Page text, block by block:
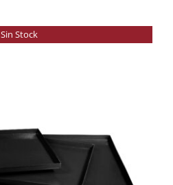
Sin Stock